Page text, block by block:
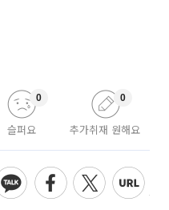
슬퍼요
0
추가취재 원해요
0